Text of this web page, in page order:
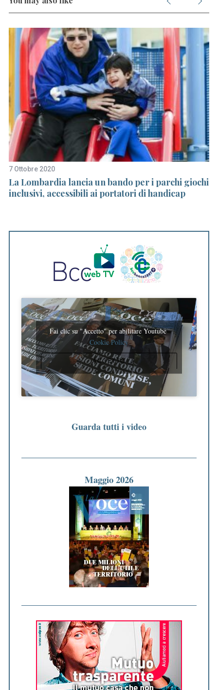
7 Ottobre 2020
La Lombardia lancia un bando per i parchi giochi
inclusivi, accessibili ai portatori di handicap
Fai clic su "Accetto" per abilitare Youtube
Cookie Policy
ACCETTO
Guarda tutti i video
Maggio 2026